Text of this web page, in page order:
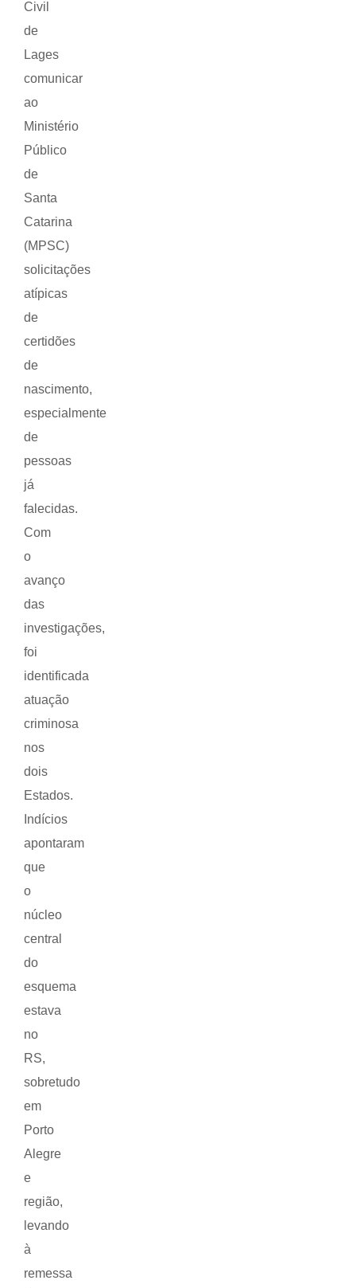
Civil
de
Lages
comunicar
ao
Ministério
Público
de
Santa
Catarina
(MPSC)
solicitações
atípicas
de
certidões
de
nascimento,
especialmente
de
pessoas
já
falecidas.
Com
o
avanço
das
investigações,
foi
identificada
atuação
criminosa
nos
dois
Estados.
Indícios
apontaram
que
o
núcleo
central
do
esquema
estava
no
RS,
sobretudo
em
Porto
Alegre
e
região,
levando
à
remessa